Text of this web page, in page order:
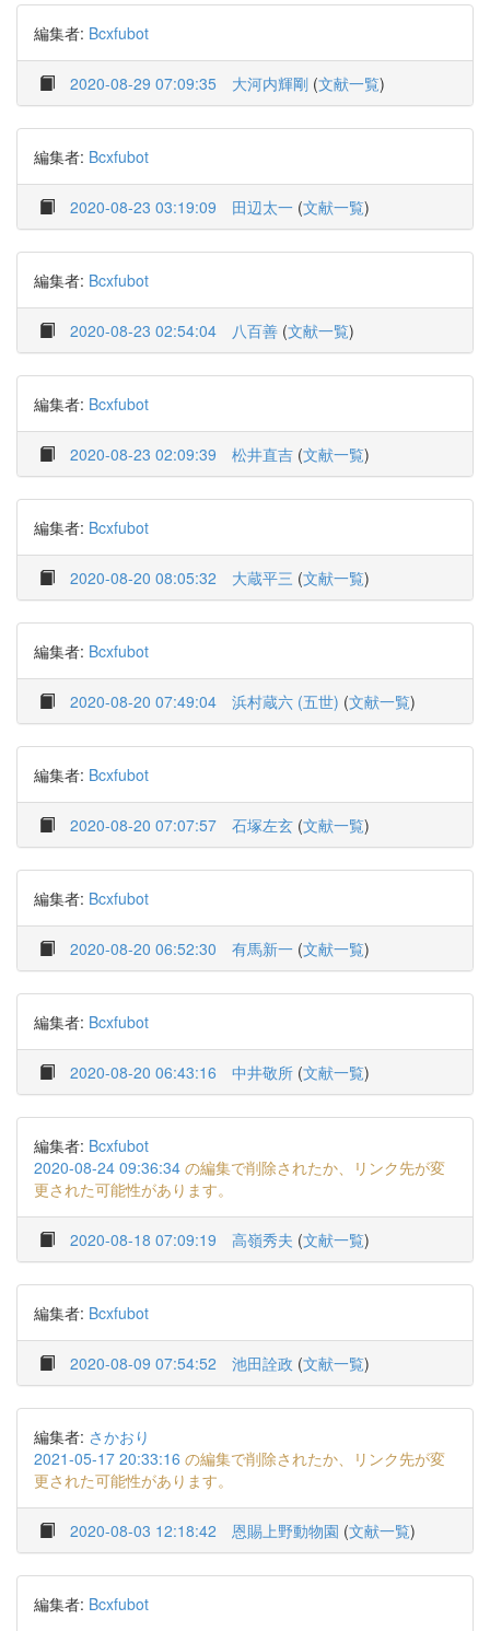
編集者: Bcxfubot
2020-08-29 07:09:35 大河内輝剛 (文献一覧)
編集者: Bcxfubot
2020-08-23 03:19:09 田辺太一 (文献一覧)
編集者: Bcxfubot
2020-08-23 02:54:04 八百善 (文献一覧)
編集者: Bcxfubot
2020-08-23 02:09:39 松井直吉 (文献一覧)
編集者: Bcxfubot
2020-08-20 08:05:32 大蔵平三 (文献一覧)
編集者: Bcxfubot
2020-08-20 07:49:04 浜村蔵六 (五世) (文献一覧)
編集者: Bcxfubot
2020-08-20 07:07:57 石塚左玄 (文献一覧)
編集者: Bcxfubot
2020-08-20 06:52:30 有馬新一 (文献一覧)
編集者: Bcxfubot
2020-08-20 06:43:16 中井敬所 (文献一覧)
編集者: Bcxfubot
2020-08-24 09:36:34 の編集で削除されたか、リンク先が変
更された可能性があります。
2020-08-18 07:09:19 高嶺秀夫 (文献一覧)
編集者: Bcxfubot
2020-08-09 07:54:52 池田詮政 (文献一覧)
編集者: さかおり
2021-05-17 20:33:16 の編集で削除されたか、リンク先が変
更された可能性があります。
2020-08-03 12:18:42 恩賜上野動物園 (文献一覧)
編集者: Bcxfubot